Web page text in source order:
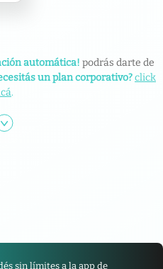
automática! podrás darte de
un plan corporativo?click
.
sin límites a la app de